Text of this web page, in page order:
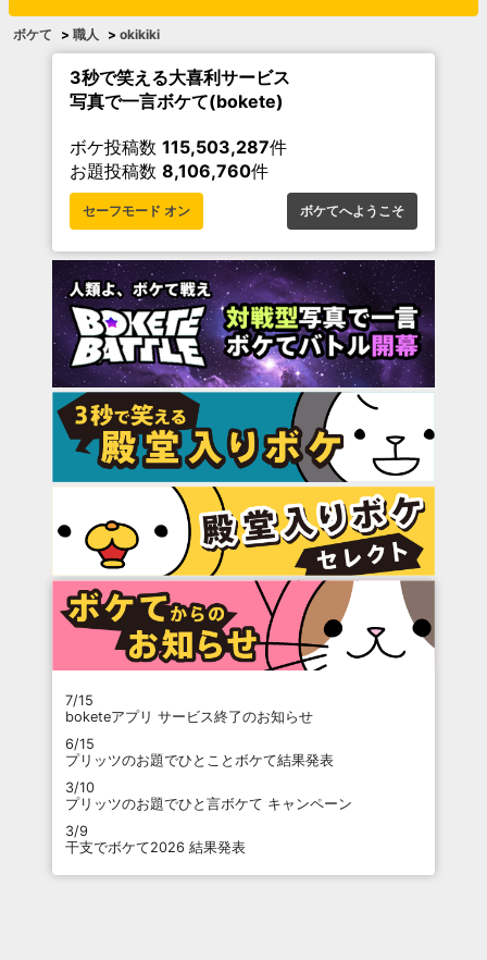
ボケて > 職人 > okikiki
3秒で笑える大喜利サービス
写真で一言ボケて(bokete)
ボケ投稿数 115,503,287件
お題投稿数 8,106,760件
セーフモード オン ボケてへようこそ
7/15
boketeアプリ サービス終了のお知らせ
6/15
プリッツのお題でひとことボケて結果発表
3/10
プリッツのお題でひと言ボケて キャンペーン
3/9
干支でボケて2026 結果発表